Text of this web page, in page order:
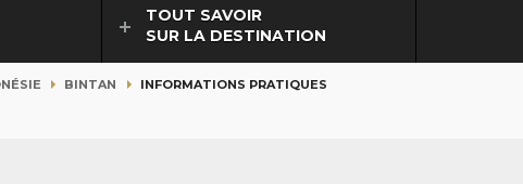
TOUT SAVOIR
SUR LA DESTINATION
BINTAN INFORMATIONS PRATIQUES